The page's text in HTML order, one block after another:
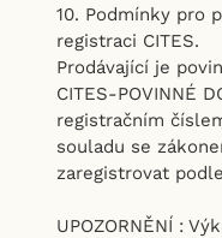
10. Podmínky pro
registraci CITES.
Prodávající je
CITES-POVINNÉ
registračním
souladu se
zaregistrovat
UPOZORNĚNÍ :